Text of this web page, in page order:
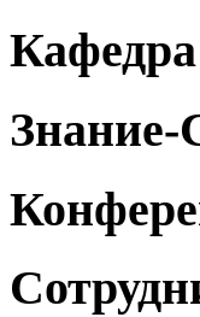
Знание-